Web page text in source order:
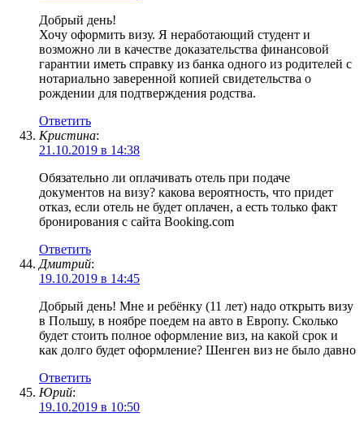
Добрый день!
Хочу оформить визу. Я неработающий студент и
возможно ли в качестве доказательства финансовой
гарантии иметь справку из банка одного из родителей с
нотариально заверенной копией свидетельства о
рождении для подтверждения родства.
Ответить
Кристина:
21.10.2019 в 14:38
Обязательно ли оплачивать отель при подаче
документов на визу? какова вероятность, что придет
отказ, если отель не будет оплачен, а есть только факт
бронирования с сайта Booking.com
Ответить
Дмитрий:
19.10.2019 в 14:45
Добрый день! Мне и ребёнку (11 лет) надо открыть визу
в Польшу, в ноябре поедем на авто в Европу. Сколько
будет стоить полное оформление виз, на какой срок и
как долго будет оформление? Шенген виз не было давно
Ответить
Юрий:
19.10.2019 в 10:50